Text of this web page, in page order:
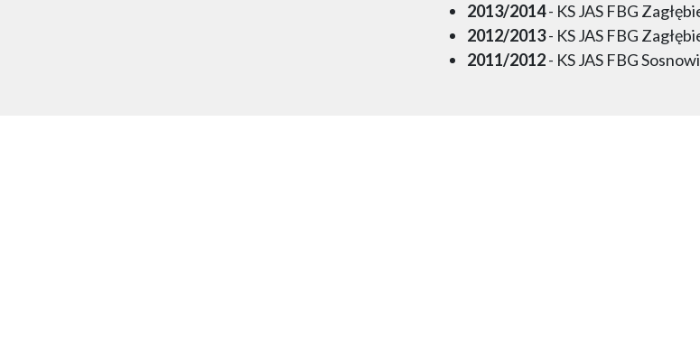
2013/2014- KS JAS FBG
2012/2013- KS JAS FBG
2011/2012- KS JAS FBG